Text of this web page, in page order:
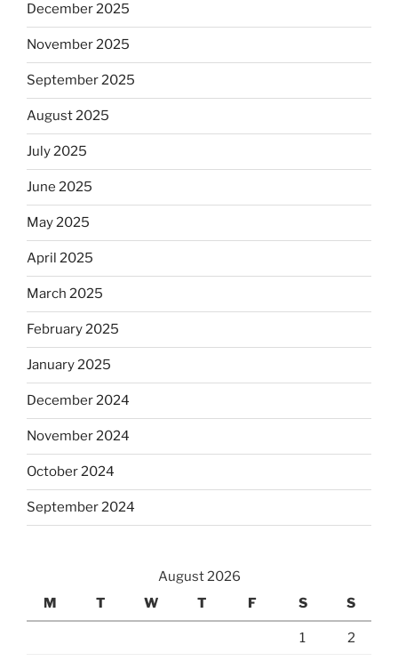
December 2025
November 2025
September 2025
August 2025
July 2025
June 2025
May 2025
April 2025
March 2025
February 2025
January 2025
December 2024
November 2024
October 2024
September 2024
August 2026
M
T W T F S S
1 2